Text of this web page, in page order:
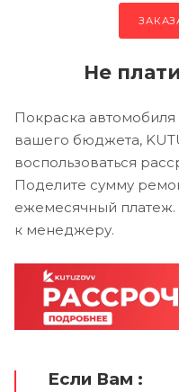
Не
Покраска
вашего бюджета,
воспользоваться
Поделите сумму
ежемесячный
к менеджеру.
Если Вам :